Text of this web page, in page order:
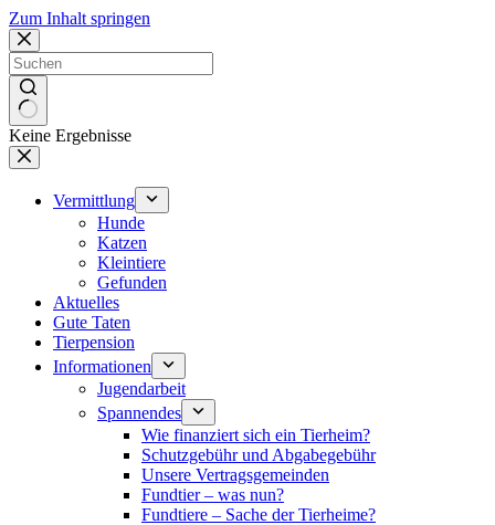
Zum Inhalt springen
Keine Ergebnisse
Vermittlung
Hunde
Katzen
Kleintiere
Gefunden
Aktuelles
Gute Taten
Tierpension
Informationen
Jugendarbeit
Spannendes
Wie finanziert sich ein Tierheim?
Schutzgebühr und Abgabegebühr
Unsere Vertragsgemeinden
Fundtier – was nun?
Fundtiere – Sache der Tierheime?